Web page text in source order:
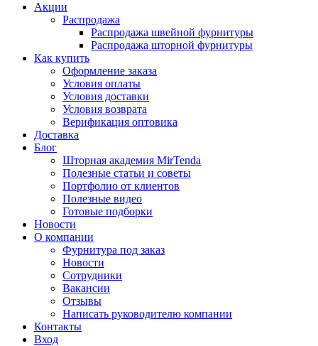
Акции
Распродажа
Распродажа швейной фурнитуры
Распродажа шторной фурнитуры
Как купить
Оформление заказа
Условия оплаты
Условия доставки
Условия возврата
Верификация оптовика
Доставка
Блог
Шторная академия MirTenda
Полезные статьи и советы
Портфолио от клиентов
Полезные видео
Готовые подборки
Новости
О компании
Фурнитура под заказ
Новости
Сотрудники
Вакансии
Отзывы
Написать руководителю компании
Контакты
Вход